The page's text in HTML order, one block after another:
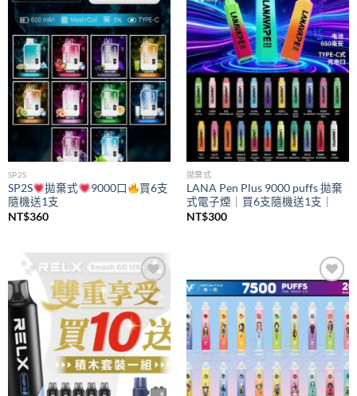
Add to
wishlist
SP2S
SP2S 拋棄式 9000口
買6支
隨機送1支
NT$360
Add to
wishlist
拋棄式
LANA Pen Plus 9000 puffs 拋棄
式電子煙｜買6支隨機送1支｜
NT$300
Add to
wishlist
Add to
wishlist